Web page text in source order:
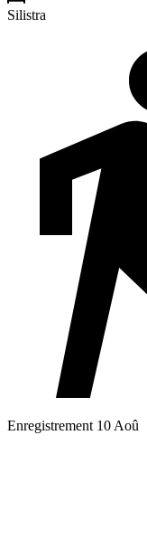
Silistra
Enregistrement 10 Aoû